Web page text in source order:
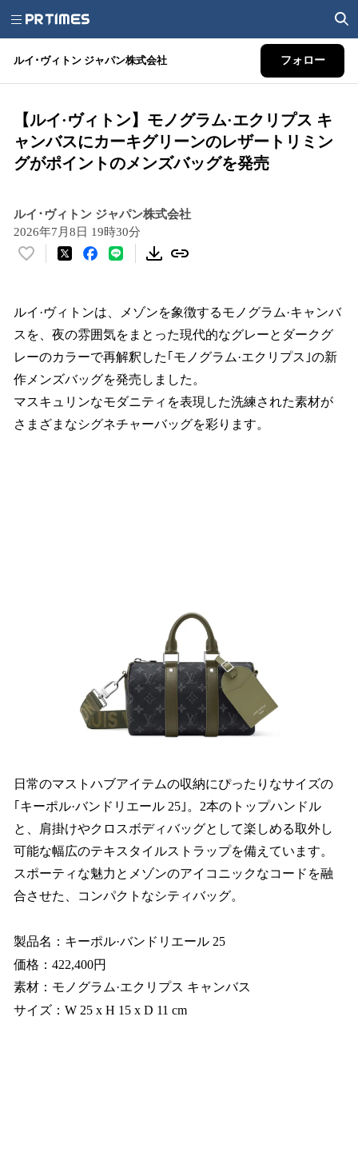
ルイ･ヴィトン ジャパン株式会社 フォロー
【ルイ·ヴィトン】モノグラム·エクリプス キ
ャンバスにカーキグリーンのレザートリミン
グがポイントのメンズバッグを発売
ルイ･ヴィトン ジャパン株式会社
2026年7月8日 19時30分
い
！
数
を
読
み
込
中
ルイ·ヴィトンは、メゾンを象徴するモノグラム·キャンバ
スを、夜の雰囲気をまとった現代的なグレーとダークグ
レーのカラーで再解釈した｢モノグラム·エクリプス｣の新
作メンズバッグを発売しました。
マスキュリンなモダニティを表現した洗練された素材が
さまざまなシグネチャーバッグを彩ります。
日常のマストハブアイテムの収納にぴったりなサイズの
｢キーポル·バンドリエール 25｣。2本のトップハンドル
と、肩掛けやクロスボディバッグとして楽しめる取外し
可能な幅広のテキスタイルストラップを備えています。
スポーティな魅力とメゾンのアイコニックなコードを融
合させた、コンパクトなシティバッグ。
製品名：キーポル·バンドリエール 25
価格：422,400円
素材：モノグラム·エクリプス キャンバス
サイズ：W 25 x H 15 x D 11 cm